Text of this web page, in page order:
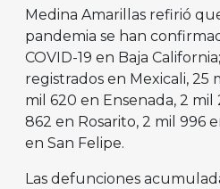
Medina Amarillas refirió
pandemia se han
COVID-19 en Baja
registrados en Mexicali, 25
mil 620 en Ensenada, 2 mil
862 en Rosarito, 2 mil 996
en San Felipe.
Las defunciones